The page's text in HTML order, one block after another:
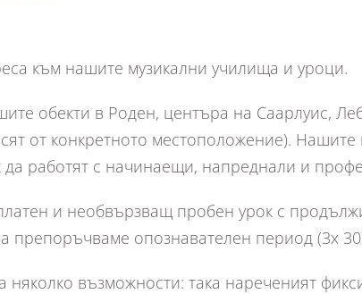
към нашите музикални училища и уроци.
обекти в Роден, центъра на Саарлуис,
от конкретното местоположение).
да работят с начинаещи, напреднали и
и необвързващ пробен урок с
препоръчваме опознавателен период (3x
възможности: така нареченият